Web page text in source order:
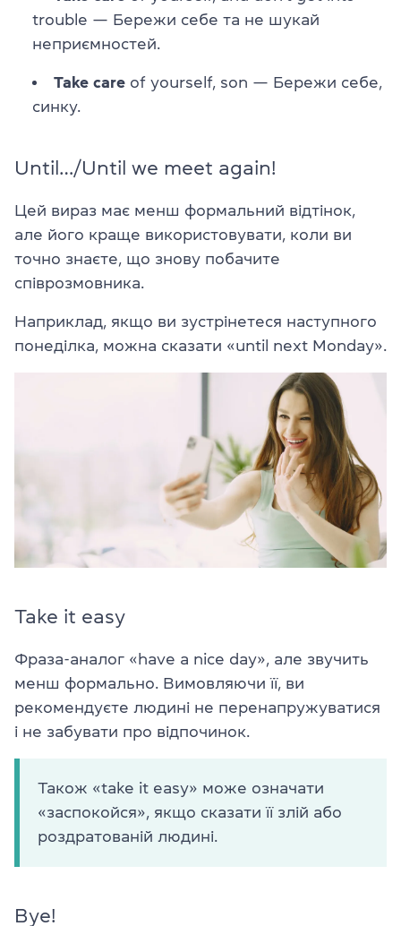
trouble — Бережи себе та не шукай
неприємностей.
Take care of yourself, son — Бережи себе,
синку.
Until…/Until we meet again!
Цей вираз має менш формальний відтінок,
але його краще використовувати, коли ви
точно знаєте, що знову побачите
співрозмовника.
Наприклад, якщо ви зустрінетеся наступного
понеділка, можна сказати «until next Monday».
Take it easy
Фраза-аналог «have a nice day», але звучить
менш формально. Вимовляючи її, ви
рекомендуєте людині не перенапружуватися
і не забувати про відпочинок.
Також «take it easy» може означати
«заспокойся», якщо сказати її злій або
роздратованій людині.
Bye!